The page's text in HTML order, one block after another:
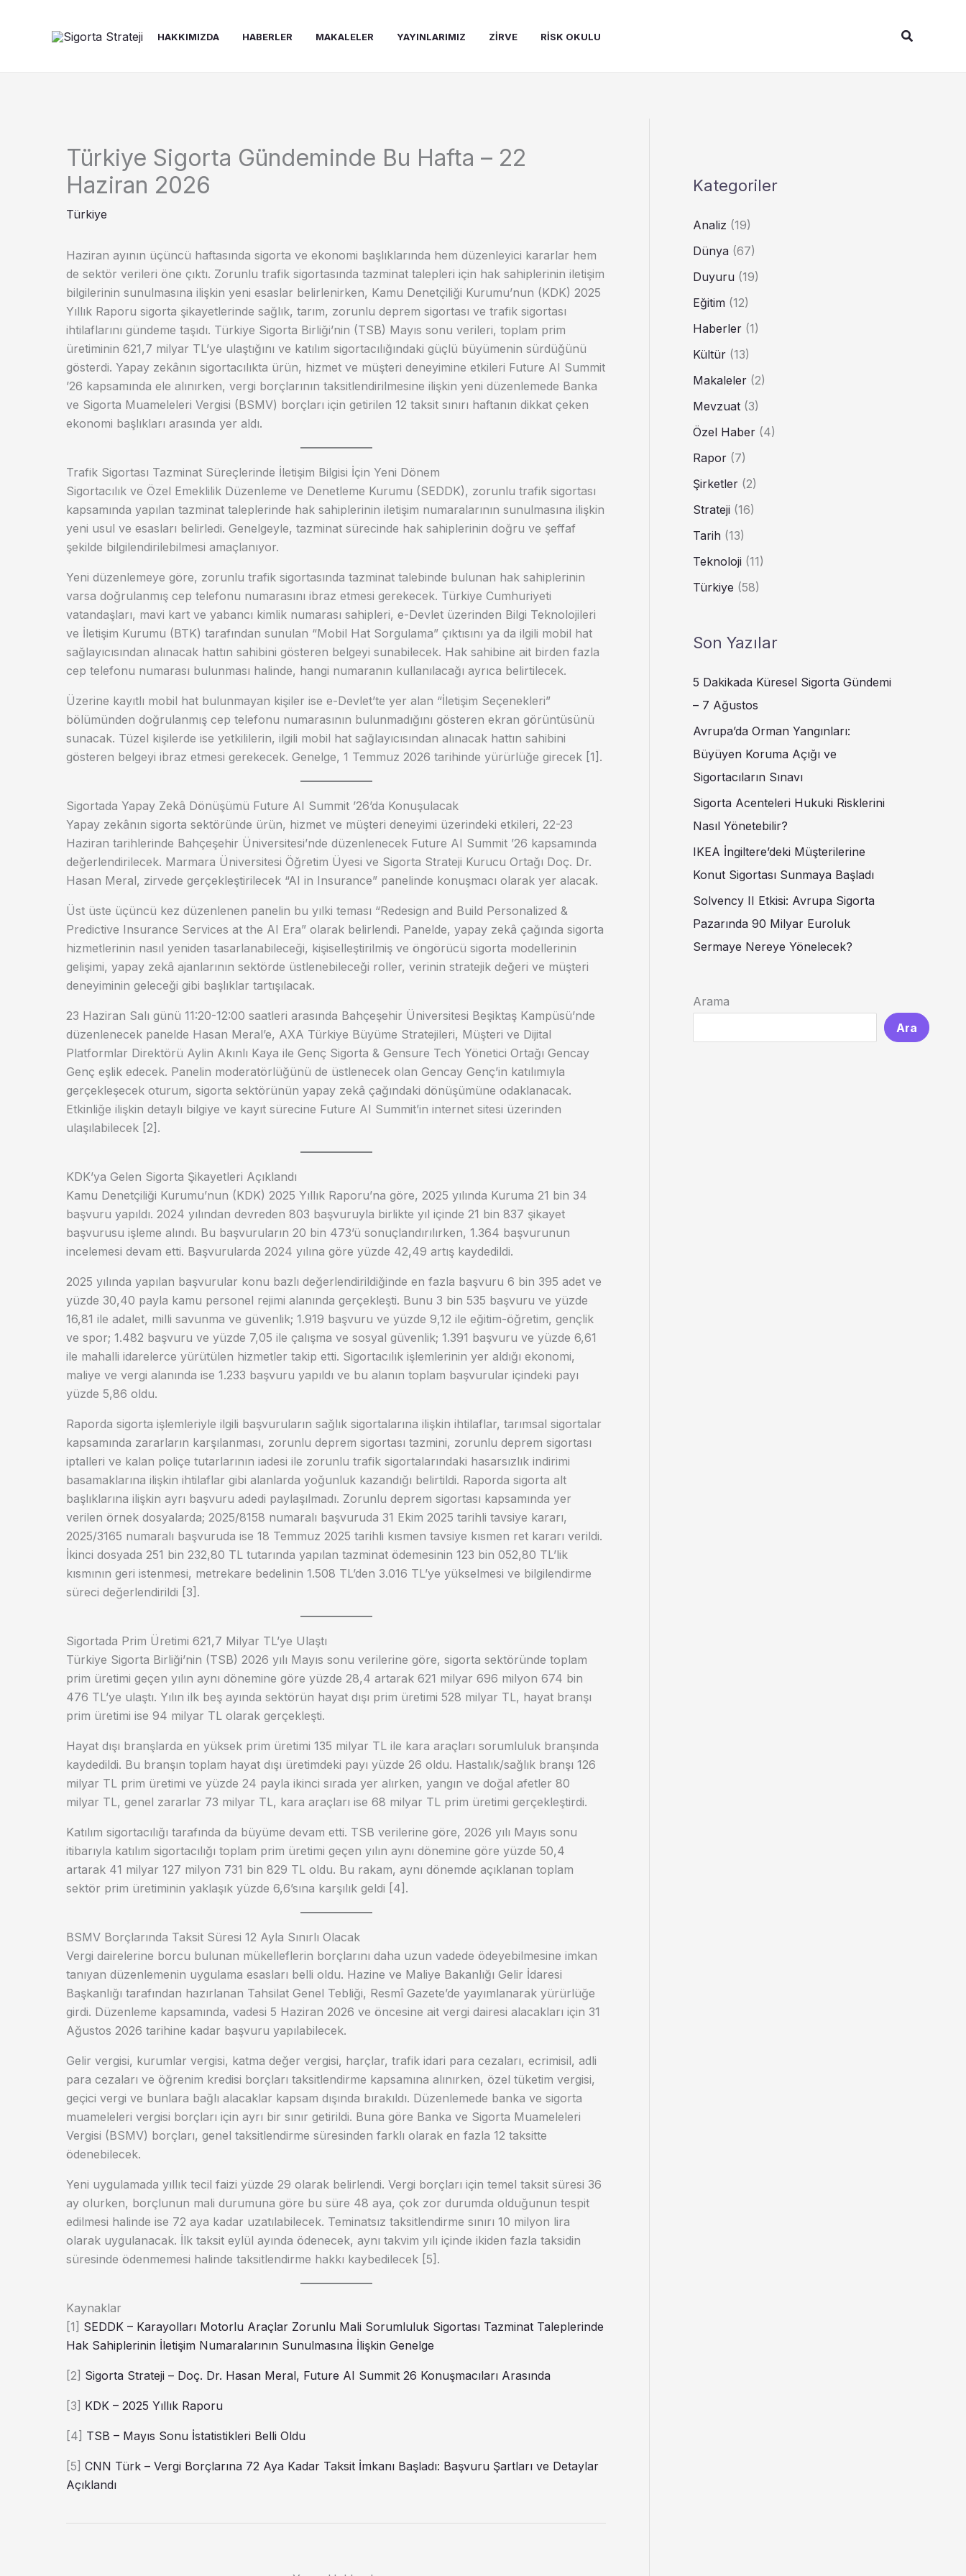
HAKKIMIZDA HABERLER MAKALELER YAYINLARIMIZ ZIRVE RISK OKULU Arama
Türkiye Sigorta Gündeminde Bu Hafta – 22
Haziran 2026
Türkiye
Haziran ayının üçüncü haftasında sigorta ve ekonomi başlıklarında hem düzenleyici kararlar hem
de sektör verileri öne çıktı. Zorunlu trafik sigortasında tazminat talepleri için hak sahiplerinin iletişim
bilgilerinin sunulmasına ilişkin yeni esaslar belirlenirken, Kamu Denetçiliği Kurumu’nun (KDK) 2025
Yıllık Raporu sigorta şikayetlerinde sağlık, tarım, zorunlu deprem sigortası ve trafik sigortası
ihtilaflarını gündeme taşıdı. Türkiye Sigorta Birliği’nin (TSB) Mayıs sonu verileri, toplam prim
üretiminin 621,7 milyar TL’ye ulaştığını ve katılım sigortacılığındaki güçlü büyümenin sürdüğünü
gösterdi. Yapay zekânın sigortacılıkta ürün, hizmet ve müşteri deneyimine etkileri Future AI Summit
’26 kapsamında ele alınırken, vergi borçlarının taksitlendirilmesine ilişkin yeni düzenlemede Banka
ve Sigorta Muameleleri Vergisi (BSMV) borçları için getirilen 12 taksit sınırı haftanın dikkat çeken
ekonomi başlıkları arasında yer aldı.
Trafik Sigortası Tazminat Süreçlerinde İletişim Bilgisi İçin Yeni Dönem
Sigortacılık ve Özel Emeklilik Düzenleme ve Denetleme Kurumu (SEDDK), zorunlu trafik sigortası
kapsamında yapılan tazminat taleplerinde hak sahiplerinin iletişim numaralarının sunulmasına ilişkin
yeni usul ve esasları belirledi. Genelgeyle, tazminat sürecinde hak sahiplerinin doğru ve şeffaf
şekilde bilgilendirilebilmesi amaçlanıyor.
Yeni düzenlemeye göre, zorunlu trafik sigortasında tazminat talebinde bulunan hak sahiplerinin
varsa doğrulanmış cep telefonu numarasını ibraz etmesi gerekecek. Türkiye Cumhuriyeti
vatandaşları, mavi kart ve yabancı kimlik numarası sahipleri, e-Devlet üzerinden Bilgi Teknolojileri
ve İletişim Kurumu (BTK) tarafından sunulan “Mobil Hat Sorgulama” çıktısını ya da ilgili mobil hat
sağlayıcısından alınacak hattın sahibini gösteren belgeyi sunabilecek. Hak sahibine ait birden fazla
cep telefonu numarası bulunması halinde, hangi numaranın kullanılacağı ayrıca belirtilecek.
Üzerine kayıtlı mobil hat bulunmayan kişiler ise e-Devlet’te yer alan “İletişim Seçenekleri”
bölümünden doğrulanmış cep telefonu numarasının bulunmadığını gösteren ekran görüntüsünü
sunacak. Tüzel kişilerde ise yetkililerin, ilgili mobil hat sağlayıcısından alınacak hattın sahibini
gösteren belgeyi ibraz etmesi gerekecek. Genelge, 1 Temmuz 2026 tarihinde yürürlüğe girecek [1].
Sigortada Yapay Zekâ Dönüşümü Future AI Summit ’26’da Konuşulacak
Yapay zekânın sigorta sektöründe ürün, hizmet ve müşteri deneyimi üzerindeki etkileri, 22-23
Haziran tarihlerinde Bahçeşehir Üniversitesi’nde düzenlenecek Future AI Summit ’26 kapsamında
değerlendirilecek. Marmara Üniversitesi Öğretim Üyesi ve Sigorta Strateji Kurucu Ortağı Doç. Dr.
Hasan Meral, zirvede gerçekleştirilecek “AI in Insurance” panelinde konuşmacı olarak yer alacak.
Üst üste üçüncü kez düzenlenen panelin bu yılki teması “Redesign and Build Personalized &
Predictive Insurance Services at the AI Era” olarak belirlendi. Panelde, yapay zekâ çağında sigorta
hizmetlerinin nasıl yeniden tasarlanabileceği, kişiselleştirilmiş ve öngörücü sigorta modellerinin
gelişimi, yapay zekâ ajanlarının sektörde üstlenebileceği roller, verinin stratejik değeri ve müşteri
deneyiminin geleceği gibi başlıklar tartışılacak.
23 Haziran Salı günü 11:20-12:00 saatleri arasında Bahçeşehir Üniversitesi Beşiktaş Kampüsü’nde
düzenlenecek panelde Hasan Meral’e, AXA Türkiye Büyüme Stratejileri, Müşteri ve Dijital
Platformlar Direktörü Aylin Akınlı Kaya ile Genç Sigorta & Gensure Tech Yönetici Ortağı Gencay
Genç eşlik edecek. Panelin moderatörlüğünü de üstlenecek olan Gencay Genç’in katılımıyla
gerçekleşecek oturum, sigorta sektörünün yapay zekâ çağındaki dönüşümüne odaklanacak.
Etkinliğe ilişkin detaylı bilgiye ve kayıt sürecine Future AI Summit’in internet sitesi üzerinden
ulaşılabilecek [2].
KDK’ya Gelen Sigorta Şikayetleri Açıklandı
Kamu Denetçiliği Kurumu’nun (KDK) 2025 Yıllık Raporu’na göre, 2025 yılında Kuruma 21 bin 34
başvuru yapıldı. 2024 yılından devreden 803 başvuruyla birlikte yıl içinde 21 bin 837 şikayet
başvurusu işleme alındı. Bu başvuruların 20 bin 473’ü sonuçlandırılırken, 1.364 başvurunun
incelemesi devam etti. Başvurularda 2024 yılına göre yüzde 42,49 artış kaydedildi.
2025 yılında yapılan başvurular konu bazlı değerlendirildiğinde en fazla başvuru 6 bin 395 adet ve
yüzde 30,40 payla kamu personel rejimi alanında gerçekleşti. Bunu 3 bin 535 başvuru ve yüzde
16,81 ile adalet, milli savunma ve güvenlik; 1.919 başvuru ve yüzde 9,12 ile eğitim-öğretim, gençlik
ve spor; 1.482 başvuru ve yüzde 7,05 ile çalışma ve sosyal güvenlik; 1.391 başvuru ve yüzde 6,61
ile mahalli idarelerce yürütülen hizmetler takip etti. Sigortacılık işlemlerinin yer aldığı ekonomi,
maliye ve vergi alanında ise 1.233 başvuru yapıldı ve bu alanın toplam başvurular içindeki payı
yüzde 5,86 oldu.
Raporda sigorta işlemleriyle ilgili başvuruların sağlık sigortalarına ilişkin ihtilaflar, tarımsal sigortalar
kapsamında zararların karşılanması, zorunlu deprem sigortası tazmini, zorunlu deprem sigortası
iptalleri ve kalan poliçe tutarlarının iadesi ile zorunlu trafik sigortalarındaki hasarsızlık indirimi
basamaklarına ilişkin ihtilaflar gibi alanlarda yoğunluk kazandığı belirtildi. Raporda sigorta alt
başlıklarına ilişkin ayrı başvuru adedi paylaşılmadı. Zorunlu deprem sigortası kapsamında yer
verilen örnek dosyalarda; 2025/8158 numaralı başvuruda 31 Ekim 2025 tarihli tavsiye kararı,
2025/3165 numaralı başvuruda ise 18 Temmuz 2025 tarihli kısmen tavsiye kısmen ret kararı verildi.
İkinci dosyada 251 bin 232,80 TL tutarında yapılan tazminat ödemesinin 123 bin 052,80 TL’lik
kısmının geri istenmesi, metrekare bedelinin 1.508 TL’den 3.016 TL’ye yükselmesi ve bilgilendirme
süreci değerlendirildi [3].
Sigortada Prim Üretimi 621,7 Milyar TL’ye Ulaştı
Türkiye Sigorta Birliği’nin (TSB) 2026 yılı Mayıs sonu verilerine göre, sigorta sektöründe toplam
prim üretimi geçen yılın aynı dönemine göre yüzde 28,4 artarak 621 milyar 696 milyon 674 bin
476 TL’ye ulaştı. Yılın ilk beş ayında sektörün hayat dışı prim üretimi 528 milyar TL, hayat branşı
prim üretimi ise 94 milyar TL olarak gerçekleşti.
Hayat dışı branşlarda en yüksek prim üretimi 135 milyar TL ile kara araçları sorumluluk branşında
kaydedildi. Bu branşın toplam hayat dışı üretimdeki payı yüzde 26 oldu. Hastalık/sağlık branşı 126
milyar TL prim üretimi ve yüzde 24 payla ikinci sırada yer alırken, yangın ve doğal afetler 80
milyar TL, genel zararlar 73 milyar TL, kara araçları ise 68 milyar TL prim üretimi gerçekleştirdi.
Katılım sigortacılığı tarafında da büyüme devam etti. TSB verilerine göre, 2026 yılı Mayıs sonu
itibarıyla katılım sigortacılığı toplam prim üretimi geçen yılın aynı dönemine göre yüzde 50,4
artarak 41 milyar 127 milyon 731 bin 829 TL oldu. Bu rakam, aynı dönemde açıklanan toplam
sektör prim üretiminin yaklaşık yüzde 6,6’sına karşılık geldi [4].
BSMV Borçlarında Taksit Süresi 12 Ayla Sınırlı Olacak
Vergi dairelerine borcu bulunan mükelleflerin borçlarını daha uzun vadede ödeyebilmesine imkan
tanıyan düzenlemenin uygulama esasları belli oldu. Hazine ve Maliye Bakanlığı Gelir İdaresi
Başkanlığı tarafından hazırlanan Tahsilat Genel Tebliği, Resmî Gazete’de yayımlanarak yürürlüğe
girdi. Düzenleme kapsamında, vadesi 5 Haziran 2026 ve öncesine ait vergi dairesi alacakları için 31
Ağustos 2026 tarihine kadar başvuru yapılabilecek.
Gelir vergisi, kurumlar vergisi, katma değer vergisi, harçlar, trafik idari para cezaları, ecrimisil, adli
para cezaları ve öğrenim kredisi borçları taksitlendirme kapsamına alınırken, özel tüketim vergisi,
geçici vergi ve bunlara bağlı alacaklar kapsam dışında bırakıldı. Düzenlemede banka ve sigorta
muameleleri vergisi borçları için ayrı bir sınır getirildi. Buna göre Banka ve Sigorta Muameleleri
Vergisi (BSMV) borçları, genel taksitlendirme süresinden farklı olarak en fazla 12 taksitte
ödenebilecek.
Yeni uygulamada yıllık tecil faizi yüzde 29 olarak belirlendi. Vergi borçları için temel taksit süresi 36
ay olurken, borçlunun mali durumuna göre bu süre 48 aya, çok zor durumda olduğunun tespit
edilmesi halinde ise 72 aya kadar uzatılabilecek. Teminatsız taksitlendirme sınırı 10 milyon lira
olarak uygulanacak. İlk taksit eylül ayında ödenecek, aynı takvim yılı içinde ikiden fazla taksidin
süresinde ödenmemesi halinde taksitlendirme hakkı kaybedilecek [5].
Kaynaklar
[1] SEDDK – Karayolları Motorlu Araçlar Zorunlu Mali Sorumluluk Sigortası Tazminat Taleplerinde
Hak Sahiplerinin İletişim Numaralarının Sunulmasına İlişkin Genelge
[2] Sigorta Strateji – Doç. Dr. Hasan Meral, Future AI Summit 26 Konuşmacıları Arasında
[3] KDK – 2025 Yıllık Raporu
[4] TSB – Mayıs Sonu İstatistikleri Belli Oldu
[5] CNN Türk – Vergi Borçlarına 72 Aya Kadar Taksit İmkanı Başladı: Başvuru Şartları ve Detaylar
Açıklandı
Kategoriler
Analiz (19)
Dünya (67)
Duyuru (19)
Eğitim (12)
Haberler (1)
Kültür (13)
Makaleler (2)
Mevzuat (3)
Özel Haber (4)
Rapor (7)
Şirketler (2)
Strateji (16)
Tarih (13)
Teknoloji (11)
Türkiye (58)
Son Yazılar
5 Dakikada Küresel Sigorta Gündemi
– 7 Ağustos
Avrupa’da Orman Yangınları:
Büyüyen Koruma Açığı ve
Sigortacıların Sınavı
Sigorta Acenteleri Hukuki Risklerini
Nasıl Yönetebilir?
IKEA İngiltere’deki Müşterilerine
Konut Sigortası Sunmaya Başladı
Solvency II Etkisi: Avrupa Sigorta
Pazarında 90 Milyar Euroluk
Sermaye Nereye Yönelecek?
Arama
Ara